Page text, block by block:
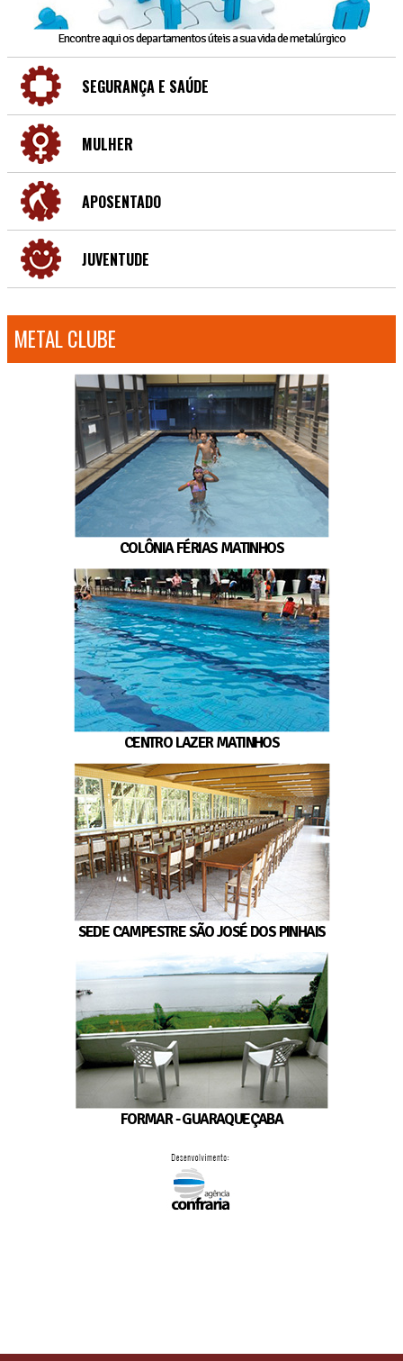
Encontre aqui os departamentos úteis a sua vida de metalúrgico
SEGURANÇA E SAÚDE
MULHER
APOSENTADO
JUVENTUDE
METAL CLUBE
COLÔNIA FÉRIAS MATINHOS
CENTRO LAZER MATINHOS
SEDE CAMPESTRE SÃO JOSÉ DOS PINHAIS
FORMAR - GUARAQUEÇABA